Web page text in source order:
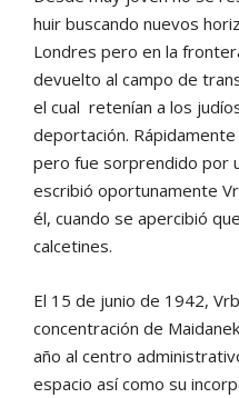
huir buscando nuevos
Londres pero en la
devuelto al campo de
el cual retenían a los
deportación.
pero fue sorprendido por
escribió oportunamente
él, cuando se apercibió
calcetines.
El 15 de junio de 1942,
concentración de
año al centro
espacio así como su